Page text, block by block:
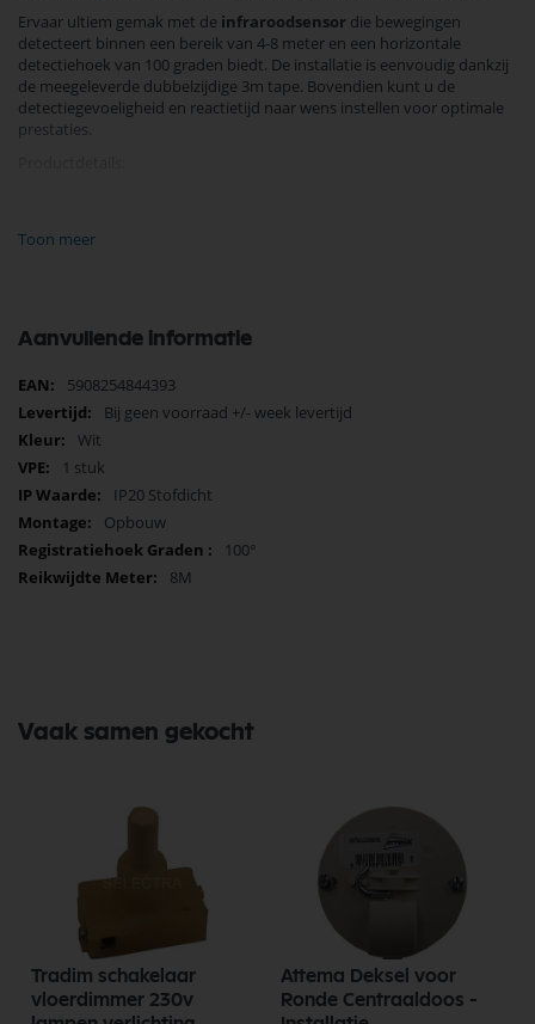
Ervaar ultiem gemak met de infraroodsensor die bewegingen
detecteert binnen een bereik van 4-8 meter en een horizontale
detectiehoek van 100 graden biedt. De installatie is eenvoudig dankzij
de meegeleverde dubbelzijdige 3m tape. Bovendien kunt u de
detectiegevoeligheid en reactietijd naar wens instellen voor optimale
prestaties.
Introduceer nu deze slimme bewegingsmelder in uw huis en geniet
gemak van echte slimme technologie!
Toon meer
Aanvullende informatie
Meer
informatie
5908254844393
Bij geen voorraad +/- week levertijd
Wit
1 stuk
IP20 Stofdicht
Opbouw
100°
8M
Vaak samen gekocht
Tradim schakelaar
vloerdimmer 230v
Attema Deksel voor
Ronde Centraaldoos -